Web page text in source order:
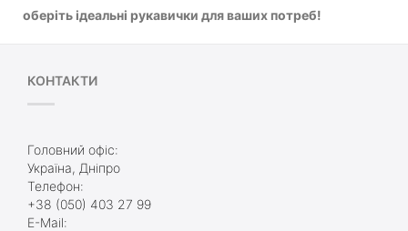
оберіть ідеальні рукавички для ваших потреб!
КОНТАКТИ
Головний офіс:
Україна, Дніпро
Телефон:
+38 (050) 403 27 99
E-Mail: